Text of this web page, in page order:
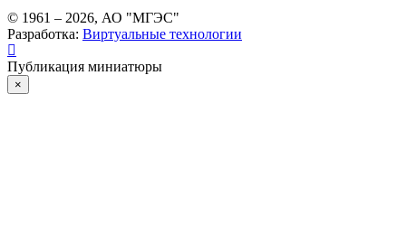
© 1961 – 2026, АО "МГЭС"
Разработка: Виртуальные технологии
Публикация миниатюры
×